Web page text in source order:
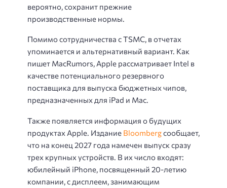
вероятно, сохранит прежние
производственные нормы.
Помимо сотрудничества с TSMC, в отчетах
упоминается и альтернативный вариант. Как
пишет MacRumors, Apple рассматривает Intel в
качестве потенциального резервного
поставщика для выпуска бюджетных чипов,
предназначенных для iPad и Mac.
Также появляется информация о будущих
продуктах Apple. Издание Bloombergсообщает,
что на конец 2027 года намечен выпуск сразу
трех крупных устройств. В их число входят:
юбилейный iPhone, посвященный 20-летию
компании, с дисплеем, занимающим